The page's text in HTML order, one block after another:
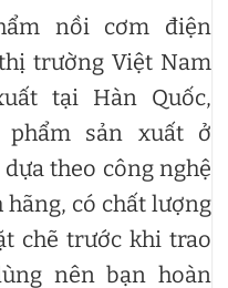
nồi cơm điện
trường Việt Nam
tại Hàn Quốc,
phẩm sản xuất ở
theo công nghệ
hãng, có chất lượng
chẽ trước khi trao
nên bạn hoàn